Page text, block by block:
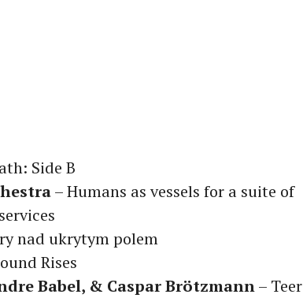
Side B
– Humans as vessels for a suite of
nad ukrytym polem
Rises
Babel, & Caspar Brötzmann– Teer